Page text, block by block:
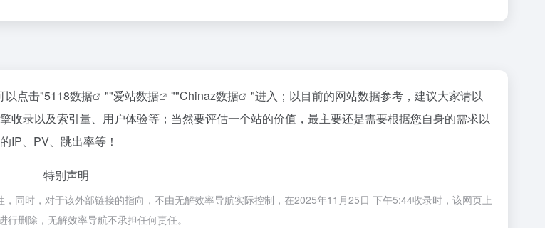
以点击"5118数据 ""爱站数据 ""Chinaz数据
"进入；以目前的网站数据参考，建议大家请以
录以及索引量、用户体验等；当然要评估一个站的价值，最主要还是需要根据您自身的需求以
IP、PV、跳出率等！
特别声明
同时，对于该外部链接的指向，不由无解效率导航实际控制，在2025年11月25日 下午5:44收录时，该网页上
删除，无解效率导航不承担任何责任。